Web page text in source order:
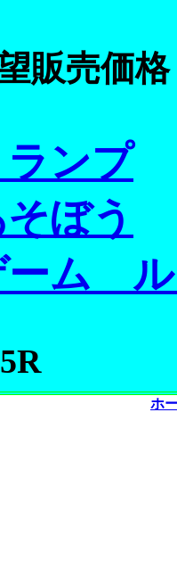
販売価
ンプ
ぼう
ーム
ホ